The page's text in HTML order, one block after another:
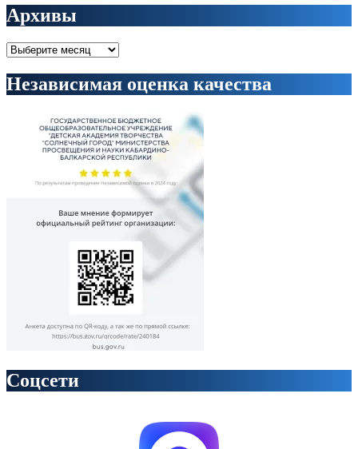
Архивы
Архивы
Независимая оценка качества
Соцсети